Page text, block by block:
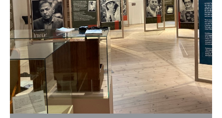
Pod
Våra böcker
Press/Media
Deltagare
Medlemskap/Kontakt
Integritetspolicy